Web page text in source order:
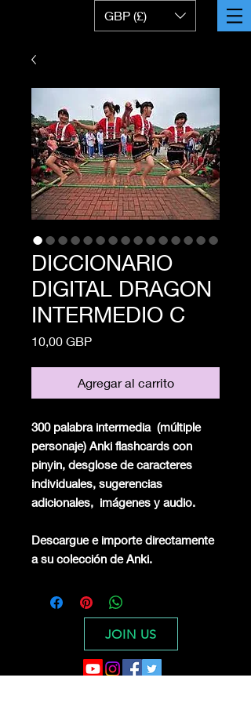
GBP (£)
DICCIONARIO
DIGITAL DRAGON
INTERMEDIO C
10,00 GBPPrecio
Agregar al carrito
300 palabra intermedia (múltiple
personaje) Anki flashcards con
pinyin, desglose de caracteres
individuales, sugerencias
adicionales, imágenes y audio.
Descargue e importe directamente
a su colección de Anki.
JOIN US